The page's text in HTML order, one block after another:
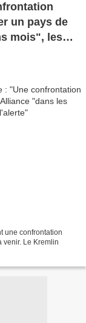
un pays de
mois", les
une confrontation
venir. Le Kremlin